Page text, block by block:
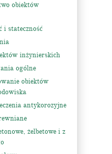
obiektów
i stateczność
inżynierskich
ogólne
obiektów
antykorozyjne
żelbetowe i z